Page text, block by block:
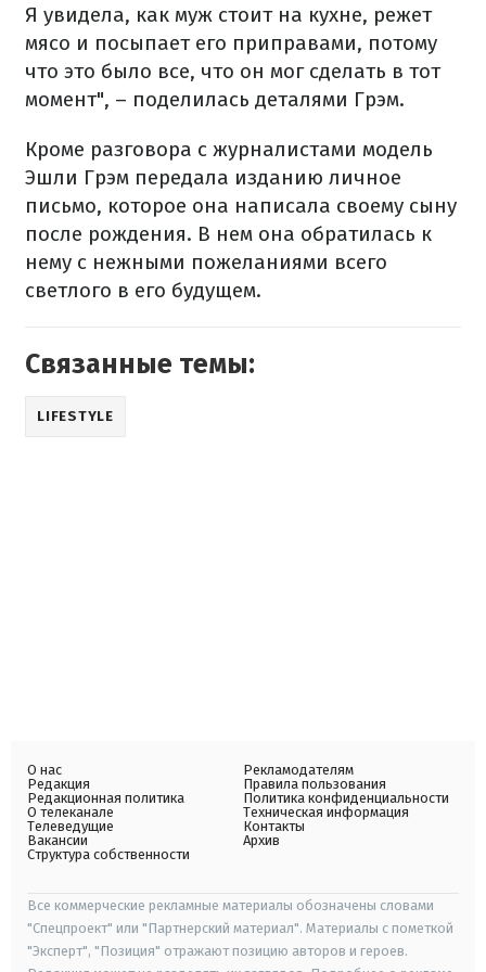
Я увидела, как муж стоит на кухне, режет
мясо и посыпает его приправами, потому
что это было все, что он мог сделать в тот
момент", – поделилась деталями Грэм.
Кроме разговора с журналистами модель
Эшли Грэм передала изданию личное
письмо, которое она написала своему сыну
после рождения. В нем она обратилась к
нему с нежными пожеланиями всего
светлого в его будущем.
Связанные темы:
LIFESTYLE
О нас
Редакция
Редакционная политика
О телеканале
Телеведущие
Вакансии
Структура собственности
Рекламодателям
Правила пользования
Политика конфиденциальности
Техническая информация
Контакты
Архив
Все коммерческие рекламные материалы обозначены словами
"Спецпроект" или "Партнерский материал". Материалы с пометкой
"Эксперт", "Позиция" отражают позицию авторов и героев.